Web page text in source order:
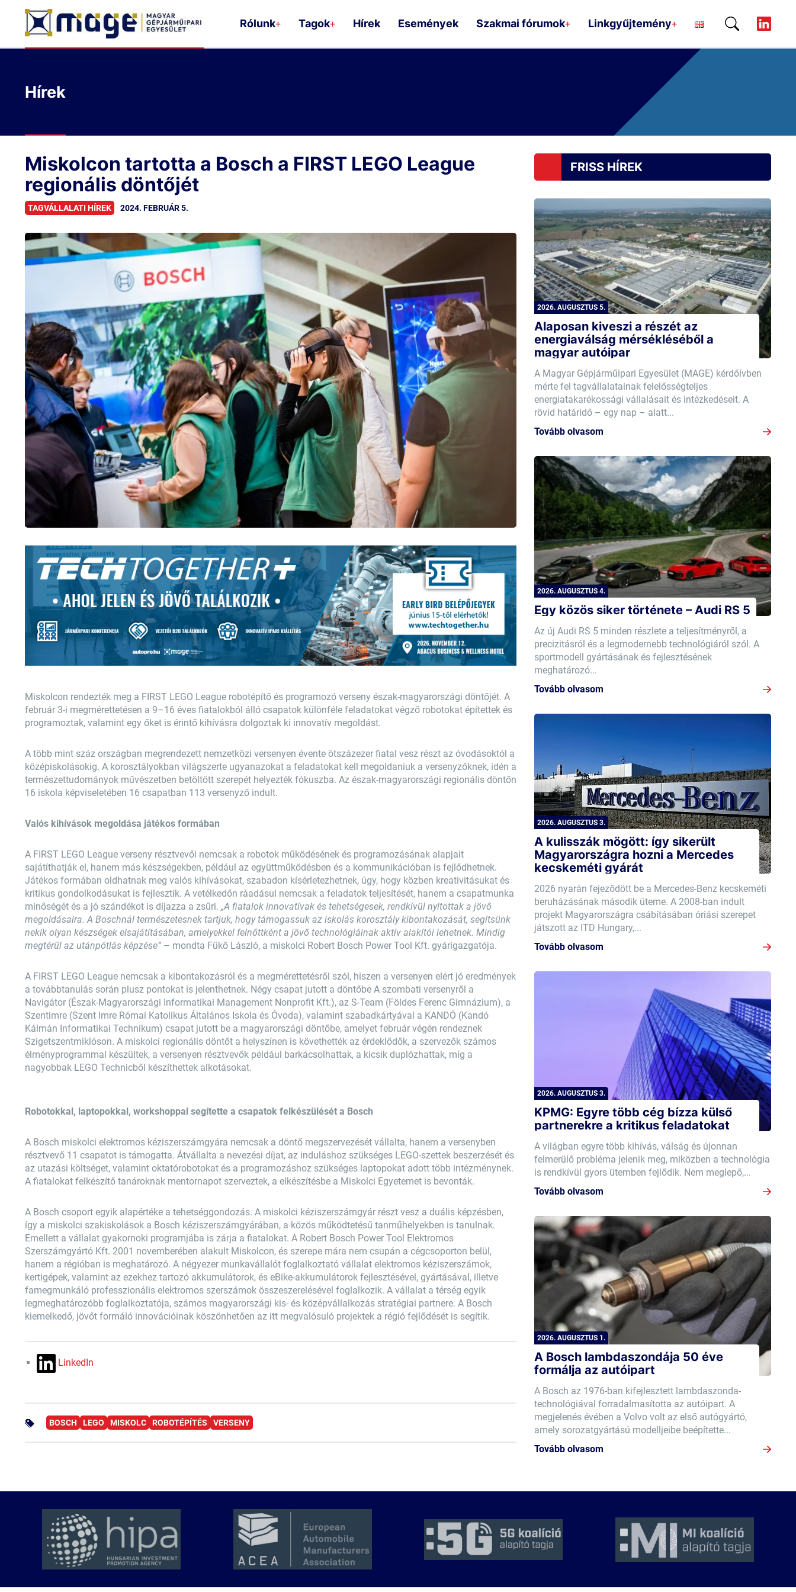
Rólunk+ Tagok+ Hírek Események Szakmai fórumok+ Linkgyűjtemény+
Hírek
Miskolcon tartotta a Bosch a FIRST LEGO League
regionális döntőjét
TAGVÁLLALATI HÍREK 2024. FEBRUÁR 5.
Miskolcon rendezték meg a FIRST LEGO League robotépítő és programozó verseny észak-magyarországi döntőjét. A
február 3-i megmérettetésen a 9–16 éves fiatalokból álló csapatok különféle feladatokat végző robotokat építettek és
programoztak, valamint egy őket is érintő kihívásra dolgoztak ki innovatív megoldást.
A több mint száz országban megrendezett nemzetközi versenyen évente ötszázezer fiatal vesz részt az óvodásoktól a
középiskolásokig. A korosztályokban világszerte ugyanazokat a feladatokat kell megoldaniuk a versenyzőknek, idén a
természettudományok művészetben betöltött szerepét helyezték fókuszba. Az észak-magyarországi regionális döntőn
16 iskola képviseletében 16 csapatban 113 versenyző indult.
Valós kihívások megoldása játékos formában
A FIRST LEGO League verseny résztvevői nemcsak a robotok működésének és programozásának alapjait
sajátíthatják el, hanem más készségekben, például az együttműködésben és a kommunikációban is fejlődhetnek.
Játékos formában oldhatnak meg valós kihívásokat, szabadon kísérletezhetnek, úgy, hogy közben kreativitásukat és
kritikus gondolkodásukat is fejlesztik. A vetélkedőn ráadásul nemcsak a feladatok teljesítését, hanem a csapatmunka
minőségét és a jó szándékot is díjazza a zsűri. „A fiatalok innovatívak és tehetségesek, rendkívül nyitottak a jövő
megoldásaira. A Boschnál természetesnek tartjuk, hogy támogassuk az iskolás korosztály kibontakozását, segítsünk
nekik olyan készségek elsajátításában, amelyekkel felnőttként a jövő technológiáinak aktív alakítói lehetnek. Mindig
megtérül az utánpótlás képzése” – mondta Fükő László, a miskolci Robert Bosch Power Tool Kft. gyárigazgatója.
A FIRST LEGO League nemcsak a kibontakozásról és a megmérettetésről szól, hiszen a versenyen elért jó eredmények
a továbbtanulás során plusz pontokat is jelenthetnek. Négy csapat jutott a döntőbe A szombati versenyről a
Navigátor (Észak-Magyarországi Informatikai Management Nonprofit Kft.), az S-Team (Földes Ferenc Gimnázium), a
Szentimre (Szent Imre Római Katolikus Általános Iskola és Óvoda), valamint szabadkártyával a KANDÓ (Kandó
Kálmán Informatikai Technikum) csapat jutott be a magyarországi döntőbe, amelyet február végén rendeznek
Szigetszentmiklóson. A miskolci regionális döntőt a helyszínen is követhették az érdeklődők, a szervezők számos
élményprogrammal készültek, a versenyen résztvevők például barkácsolhattak, a kicsik duplózhattak, míg a
nagyobbak LEGO Technicből készíthettek alkotásokat.
Robotokkal, laptopokkal, workshoppal segítette a csapatok felkészülését a Bosch
A Bosch miskolci elektromos kéziszerszámgyára nemcsak a döntő megszervezését vállalta, hanem a versenyben
résztvevő 11 csapatot is támogatta. Átvállalta a nevezési díjat, az induláshoz szükséges LEGO-szettek beszerzését és
az utazási költséget, valamint oktatórobotokat és a programozáshoz szükséges laptopokat adott több intézménynek.
A fiatalokat felkészítő tanároknak mentornapot szerveztek, a elkészítésbe a Miskolci Egyetemet is bevonták.
A Bosch csoport egyik alapértéke a tehetséggondozás. A miskolci kéziszerszámgyár részt vesz a duális képzésben,
így a miskolci szakiskolások a Bosch kéziszerszámgyárában, a közös működtetésű tanműhelyekben is tanulnak.
Emellett a vállalat gyakornoki programjába is zárja a fiatalokat. A Robert Bosch Power Tool Elektromos
Szerszámgyártó Kft. 2001 novemberében alakult Miskolcon, és szerepe mára nem csupán a cégcsoporton belül,
hanem a régióban is meghatározó. A négyezer munkavállalót foglalkoztató vállalat elektromos kéziszerszámok,
kertigépek, valamint az ezekhez tartozó akkumulátorok, és eBike-akkumulátorok fejlesztésével, gyártásával, illetve
famegmunkáló professzionális elektromos szerszámok összeszerelésével foglalkozik. A vállalat a térség egyik
legmeghatározóbb foglalkoztatója, számos magyarországi kis- és középvállalkozás stratégiai partnere. A Bosch
kiemelkedő, jövőt formáló innovációinak köszönhetően az itt megvalósuló projektek a régió fejlődését is segítik.
LinkedIn
BOSCH LEGO MISKOLC ROBOTÉPÍTÉS VERSENY
FRISS HÍREK
2026. AUGUSZTUS 5.
Alaposan kiveszi a részét az
energiaválság mérsékléséből a
magyar autóipar
A Magyar Gépjárműipari Egyesület (MAGE) kérdőívben
mérte fel tagvállalatainak felelősségteljes
energiatakarékossági vállalásait és intézkedéseit. A
rövid határidő – egy nap – alatt...
Tovább olvasom
2026. AUGUSZTUS 4.
Egy közös siker története – Audi RS 5
Az új Audi RS 5 minden részlete a teljesítményről, a
precizitásról és a legmodernebb technológiáról szól. A
sportmodell gyártásának és fejlesztésének
meghatározó...
Tovább olvasom
2026. AUGUSZTUS 3.
A kulisszák mögött: így sikerült
Magyarországra hozni a Mercedes
kecskeméti gyárát
2026 nyarán fejeződött be a Mercedes-Benz kecskeméti
beruházásának második üteme. A 2008-ban indult
projekt Magyarországra csábításában óriási szerepet
játszott az ITD Hungary,...
Tovább olvasom
2026. AUGUSZTUS 3.
KPMG: Egyre több cég bízza külső
partnerekre a kritikus feladatokat
A világban egyre több kihívás, válság és újonnan
felmerülő probléma jelenik meg, miközben a technológia
is rendkívül gyors ütemben fejlődik. Nem meglepő,...
Tovább olvasom
2026. AUGUSZTUS 1.
A Bosch lambdaszondája 50 éve
formálja az autóipart
A Bosch az 1976-ban kifejlesztett lambdaszonda-
technológiával forradalmasította az autóipart. A
megjelenés évében a Volvo volt az első autógyártó,
amely sorozatgyártású modelljeibe beépítette...
Tovább olvasom